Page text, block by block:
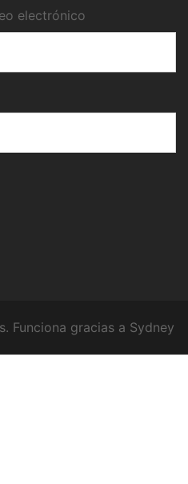
electrónico
Funciona gracias a Sydney